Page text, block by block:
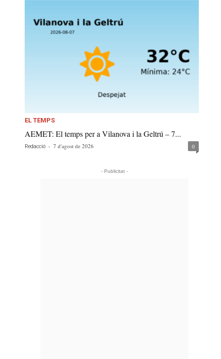
EL TEMPS
AEMET: El temps per a Vilanova i la Geltrú – 7...
Redacció - 7 d'agost de 2026 0
- Publicitat -